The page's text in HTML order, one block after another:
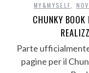
MY&MYSELF
CHUNKY BOOK
Parte
pagine per il